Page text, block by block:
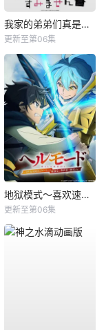
我家的弟弟们真是让您费心了
更新至第06集
地狱模式～喜欢速通游戏的玩家在废设定异世界无双～第2季
更新至第06集